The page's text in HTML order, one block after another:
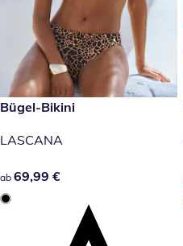
69,99 €
Bügel-Bikini
LASCANA
69,99 €
ab 69,99 €